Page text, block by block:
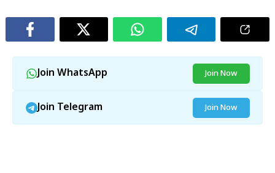
Join WhatsApp Join Now
Join Telegram Join Now